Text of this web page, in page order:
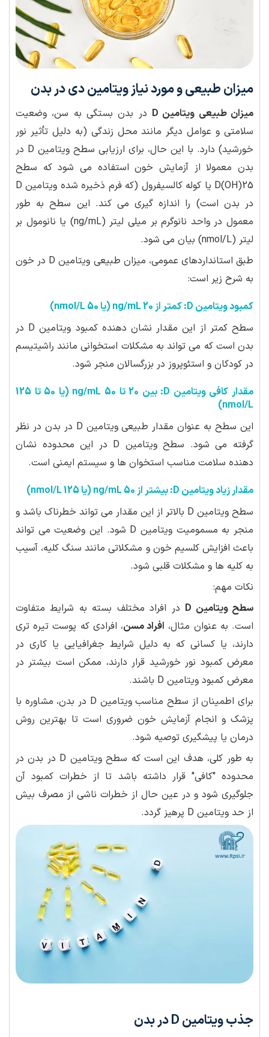
میزان طبیعی و مورد نیاز ویتامین دی در بدن
میزان طبیعی ویتامین D
در بدن بستگی به سن، وضعیت
سلامتی و عوامل دیگر مانند محل زندگی (به دلیل تأثیر نور
خورشید) دارد. با این حال، برای ارزیابی سطح ویتامین D در
بدن معمولا از آزمایش خون استفاده می شود که سطح
25(OH)D یا کوله کالسیفرول (که فرم ذخیره شده ویتامین D
در بدن است) را اندازه گیری می کند. این سطح به طور
معمول در واحد نانوگرم بر میلی لیتر (ng/mL) یا نانومول بر
لیتر (nmol/L) بیان می شود.
طبق استانداردهای عمومی، میزان طبیعی ویتامین D در خون
به شرح زیر است:
کمبود ویتامین D: کمتر از 20 ng/mL (یا 50 nmol/L)
سطح کمتر از این مقدار نشان دهنده کمبود ویتامین D در
بدن است که می تواند به مشکلات استخوانی مانند راشیتیسم
در کودکان و استئوپروز در بزرگسالان منجر شود.
مقدار کافی ویتامین D: بین 20 تا 50 ng/mL (یا 50 تا 125
nmol/L)
این سطح به عنوان مقدار طبیعی ویتامین D در بدن در نظر
گرفته می شود. سطح ویتامین D در این محدوده نشان
دهنده سلامت مناسب استخوان ها و سیستم ایمنی است.
مقدار زیاد ویتامین D: بیشتر از 50 ng/mL (یا 125 nmol/L)
سطح ویتامین D بالاتر از این مقدار می تواند خطرناک باشد و
منجر به مسمومیت ویتامین D شود. این وضعیت می تواند
باعث افزایش کلسیم خون و مشکلاتی مانند سنگ کلیه، آسیب
به کلیه ها و مشکلات قلبی شود.
نکات مهم:
سطح ویتامین D
در افراد مختلف بسته به شرایط متفاوت
است. به عنوان مثال، افراد مسن، افرادی که پوست تیره تری
دارند، یا کسانی که به دلیل شرایط جغرافیایی یا کاری در
معرض کمبود نور خورشید قرار دارند، ممکن است بیشتر در
معرض کمبود ویتامین D باشند.
برای اطمینان از سطح مناسب ویتامین D در بدن، مشاوره با
پزشک و انجام آزمایش خون ضروری است تا بهترین روش
درمان یا پیشگیری توصیه شود.
به طور کلی، هدف این است که سطح ویتامین D در بدن در
محدوده "کافی" قرار داشته باشد تا از خطرات کمبود آن
جلوگیری شود و در عین حال از خطرات ناشی از مصرف بیش
از حد ویتامین D پرهیز گردد.
جذب ویتامین D در بدن